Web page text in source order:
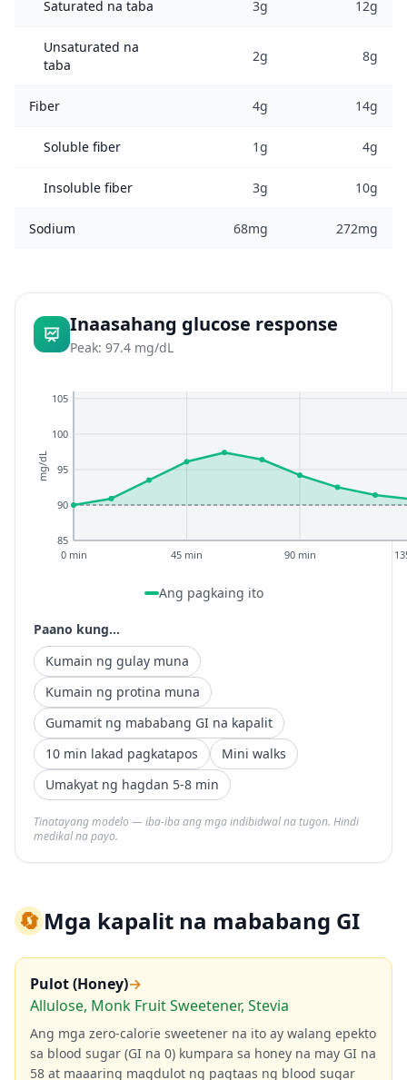
Saturated na taba 3g 12g
Unsaturated na
taba
2g 8g
Fiber 4g 14g
Soluble fiber 1g 4g
Insoluble fiber 3g 10g
Sodium 68mg 272mg
Inaasahang glucose response
Peak: 97.4 mg/dL
85
90
95
100
105
0 min 45 min 90 min
mg/dL
Ang pagkaing ito
Paano kung...
Kumain ng gulay muna
Kumain ng protina muna
Gumamit ng mababang GI na kapalit
10 min lakad pagkatapos
Mini walks
Umakyat ng hagdan 5-8 min
Tinatayang modelo — iba-iba ang mga indibidwal na tugon. Hindi
medikal na payo.
🔄Mga kapalit na mababang GI
Pulot (Honey)→
Allulose, Monk Fruit Sweetener, Stevia
Ang mga zero-calorie sweetener na ito ay walang epekto
sa blood sugar (GI na 0) kumpara sa honey na may GI na
58 at maaaring magdulot ng pagtaas ng blood sugar